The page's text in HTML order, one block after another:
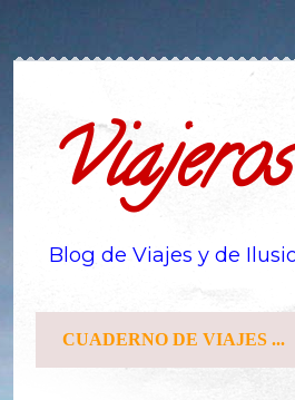
Blog de Viajes y de
CUADERNO DE VIAJES ...